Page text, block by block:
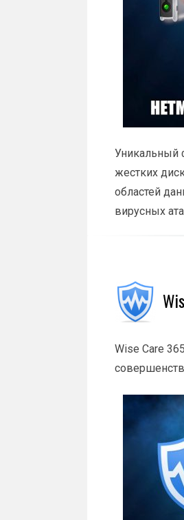
Уникальный
жестких
областей
вирусных
Wise Care